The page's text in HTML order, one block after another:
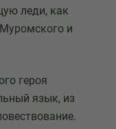
леди, как
и
героя
язык, из